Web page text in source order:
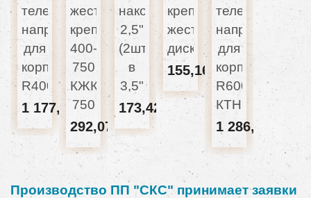
телескопических
направляющих
для
корпуса
R400
1 177,40 грн
жесткого
крепления
400-
750
КЖК-400-
750
292,07 грн
накопителя
2,5"
(2шт.)
в
3,5"
173,42 грн
крепления
жестких
дисков
155,16 грн
направляющих
для
корпуса
R600
КТН600
1 286,93 грн
Производство ПП "СКС" принимает заявки